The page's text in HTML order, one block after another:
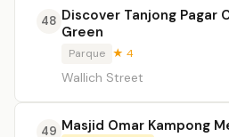
48 Discover Tanjong Pagar
Green
Parque ★ 4
Wallich Street
49 Masjid Omar Kampong